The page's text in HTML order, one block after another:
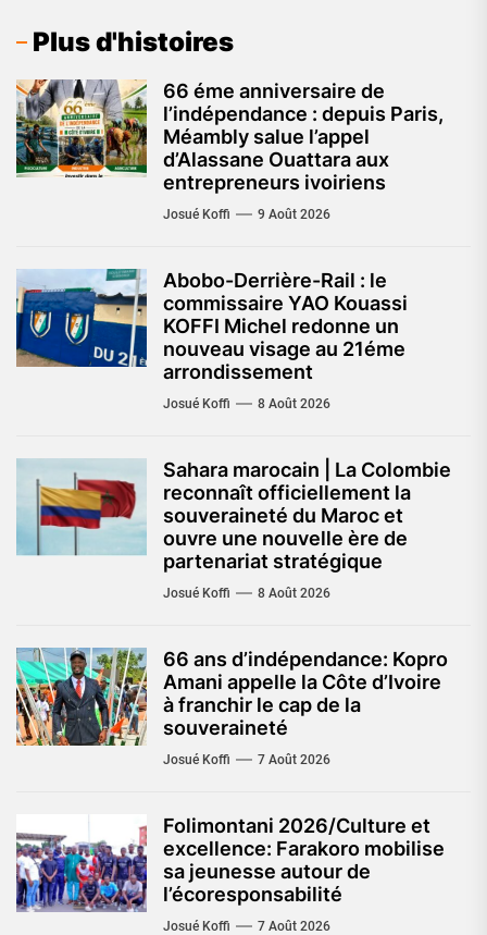
Plus d'histoires
66 éme anniversaire de
l’indépendance : depuis Paris,
Méambly salue l’appel
d’Alassane Ouattara aux
entrepreneurs ivoiriens
Josué Koffi 9 Août 2026
Abobo-Derrière-Rail : le
commissaire YAO Kouassi
KOFFI Michel redonne un
nouveau visage au 21éme
arrondissement
Josué Koffi 8 Août 2026
Sahara marocain | La Colombie
reconnaît officiellement la
souveraineté du Maroc et
ouvre une nouvelle ère de
partenariat stratégique
Josué Koffi 8 Août 2026
66 ans d’indépendance: Kopro
Amani appelle la Côte d’Ivoire
à franchir le cap de la
souveraineté
Josué Koffi 7 Août 2026
Folimontani 2026/Culture et
excellence: Farakoro mobilise
sa jeunesse autour de
l’écoresponsabilité
Josué Koffi 7 Août 2026